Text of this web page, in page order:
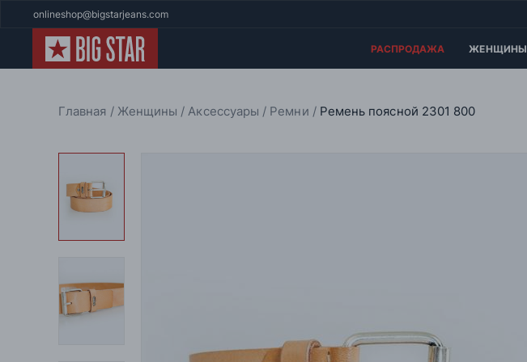
onlineshop@bigstarjeans.com
РАСПРОДАЖА ЖЕНЩИНЫ
Главная Женщины Аксессуары Ремни Ремень поясной 2301 800